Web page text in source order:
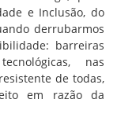
e Inclusão, do
derrubarmos
barreiras
nas
de todas,
em razão da